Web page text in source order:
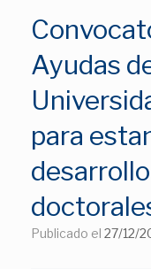
Ayudas
para
Publicado el 27/12/